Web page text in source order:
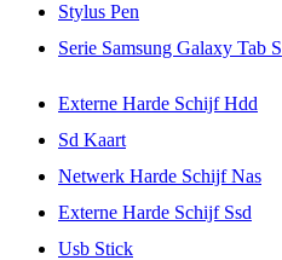
Stylus Pen
Serie Samsung Galaxy Tab S
Externe Harde Schijf Hdd
Sd Kaart
Netwerk Harde Schijf Nas
Externe Harde Schijf Ssd
Usb Stick